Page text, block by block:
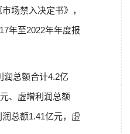
场禁入决定书》，
年至2022年年度报
润总额合计4.2亿
、虚增利润总额
总额1.41亿元，虚